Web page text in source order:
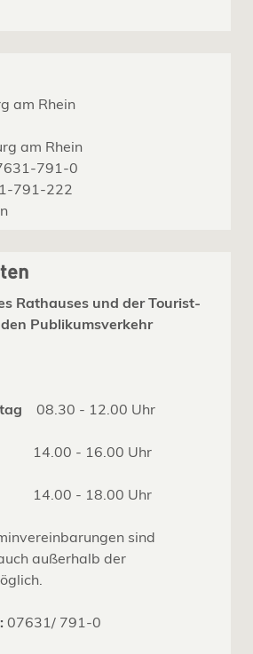
am Rhein
am Rhein
791-0
791-222
Rathauses und der Tourist-
Publikumsverkehr
08.30 - 12.00 Uhr
- 16.00 Uhr
- 18.00 Uhr
sind
außerhalb der
07631/ 791-0